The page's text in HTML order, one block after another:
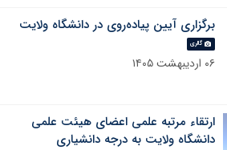
برگزاری آیین پیاده‌روی در دانشگاه ولایت
گالری
۰۶ اردیبهشت ۱۴۰۵
ارتقاء مرتبه علمی اعضای هیئت علمی
دانشگاه ولایت به درجه دانشیاری